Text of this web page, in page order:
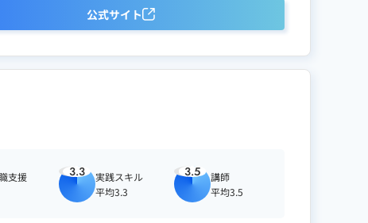
公式サイト
支援
3.3
実践スキル
平均3.3
3.5
講師
平均3.5